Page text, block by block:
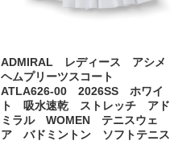
ADMIRAL レディース アシメ
ヘムプリーツスコート
ATLA626-00 2026SS ホワイ
ト 吸水速乾 ストレッチ アド
ミラル WOMEN テニスウェ
ア バドミントン ソフトテニス